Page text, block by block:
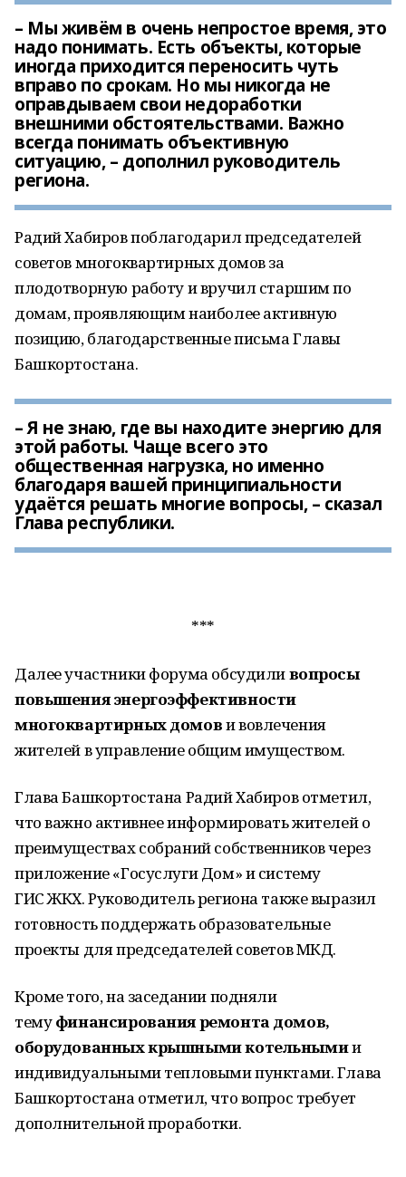
– Мы живём в очень непростое время, это
надо понимать. Есть объекты, которые
иногда приходится переносить чуть
вправо по срокам. Но мы никогда не
оправдываем свои недоработки
внешними обстоятельствами. Важно
всегда понимать объективную
ситуацию, – дополнил руководитель
региона.
Радий Хабиров поблагодарил председателей
советов многоквартирных домов за
плодотворную работу и вручил старшим по
домам, проявляющим наиболее активную
позицию, благодарственные письма Главы
Башкортостана.
– Я не знаю, где вы находите энергию для
этой работы. Чаще всего это
общественная нагрузка, но именно
благодаря вашей принципиальности
удаётся решать многие вопросы, – сказал
Глава республики.
***
Далее участники форума обсудиливопросы
повышения энергоэффективности
многоквартирных домови вовлечения
жителей в управление общим имуществом.
Глава Башкортостана Радий Хабиров отметил,
что важно активнее информировать жителей о
преимуществах собраний собственников через
приложение «Госуслуги Дом» и систему
ГИС ЖКХ. Руководитель региона также выразил
готовность поддержать образовательные
проекты для председателей советов МКД.
Кроме того, на заседании подняли
темуфинансирования ремонта домов,
оборудованных крышными котельнымии
индивидуальными тепловыми пунктами. Глава
Башкортостана отметил, что вопрос требует
дополнительной проработки.